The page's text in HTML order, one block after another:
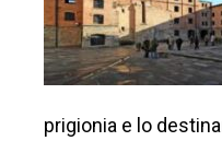
prigionia e lo